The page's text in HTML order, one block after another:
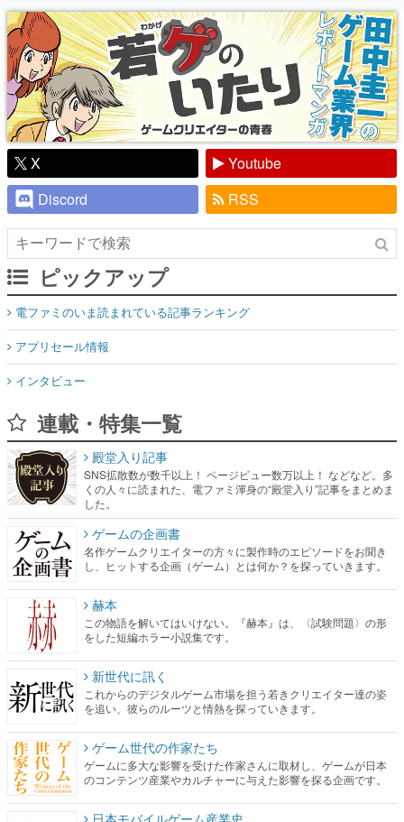
り】
X
Youtube
Discord
RSS
ピックアップ
電ファミのいま読まれている記事ランキング
アプリセール情報
インタビュー
連載・特集一覧
殿堂入り記事
SNS拡散数が数千以上！ ページビュー数万以上！ などなど。多
くの人々に読まれた、電ファミ渾身の“殿堂入り”記事をまとめま
した。
ゲームの企画書
名作ゲームクリエイターの方々に製作時のエピソードをお聞き
し、ヒットする企画（ゲーム）とは何か？を探っていきます。
赫本
この物語を解いてはいけない。『赫本』は、〈試験問題〉の形
をした短編ホラー小説集です。
新世代に訊く
これからのデジタルゲーム市場を担う若きクリエイター達の姿
を追い、彼らのルーツと情熱を探っていきます。
ゲーム世代の作家たち
ゲームに多大な影響を受けた作家さんに取材し、ゲームが日本
のコンテンツ産業やカルチャーに与えた影響を探る企画です。